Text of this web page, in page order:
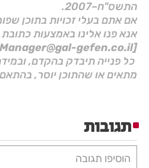
התשס"ח–2007.
אם אתם בעלי זכויות בתוכן
אנא פנו אלינו באמצעות כתובת
[Manager@gal-gefen.co.il]
כל פנייה תיבדק בהקדם,
מתאים או שהתוכן יוסר,
תגובות
הוסיפו תגובה